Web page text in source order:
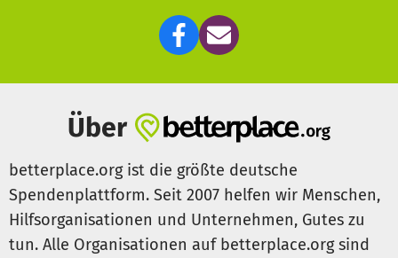
Über
betterplace.org ist die größte deutsche
Spendenplattform. Seit 2007 helfen wir Menschen,
Hilfsorganisationen und Unternehmen, Gutes zu
tun. Alle Organisationen auf betterplace.org sind